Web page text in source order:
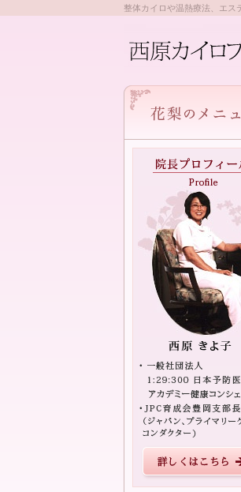
整体カイロや温熱療法、エス